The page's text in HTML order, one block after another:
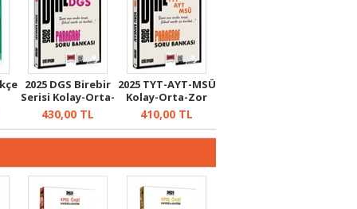
2025 DGS Birebir
Serisi Kolay-Orta-
Zor P...
430,00 TL
2025 TYT-AYT-MSÜ
Kolay-Orta-Zor
Paragraf...
410,00 TL